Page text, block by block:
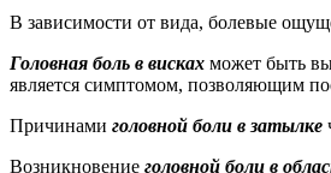
В зависимости от вида, болевые
Головная боль в висках может быть
является симптомом, позволяющим
Причинами головной боли в затылке
Возникновение головной боли в